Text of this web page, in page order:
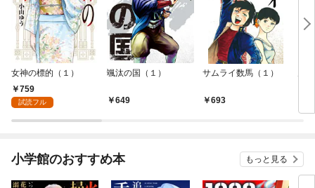
女神の標的（１）
759
試読フル
颯汰の国（１）
649
サムライ数馬（１）
693
小学館のおすすめ本 もっと見る